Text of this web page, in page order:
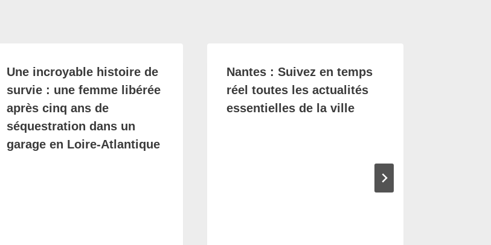
Une incroyable histoire de
survie : une femme libérée
après cinq ans de
séquestration dans un
garage en Loire-Atlantique
Nantes : Suivez en temps
réel toutes les actualités
essentielles de la ville